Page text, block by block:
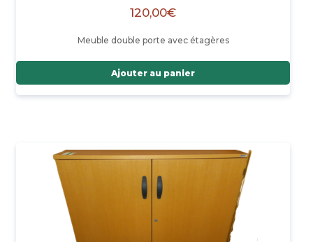
120,00€
Meuble double porte avec étagères
Ajouter au panier